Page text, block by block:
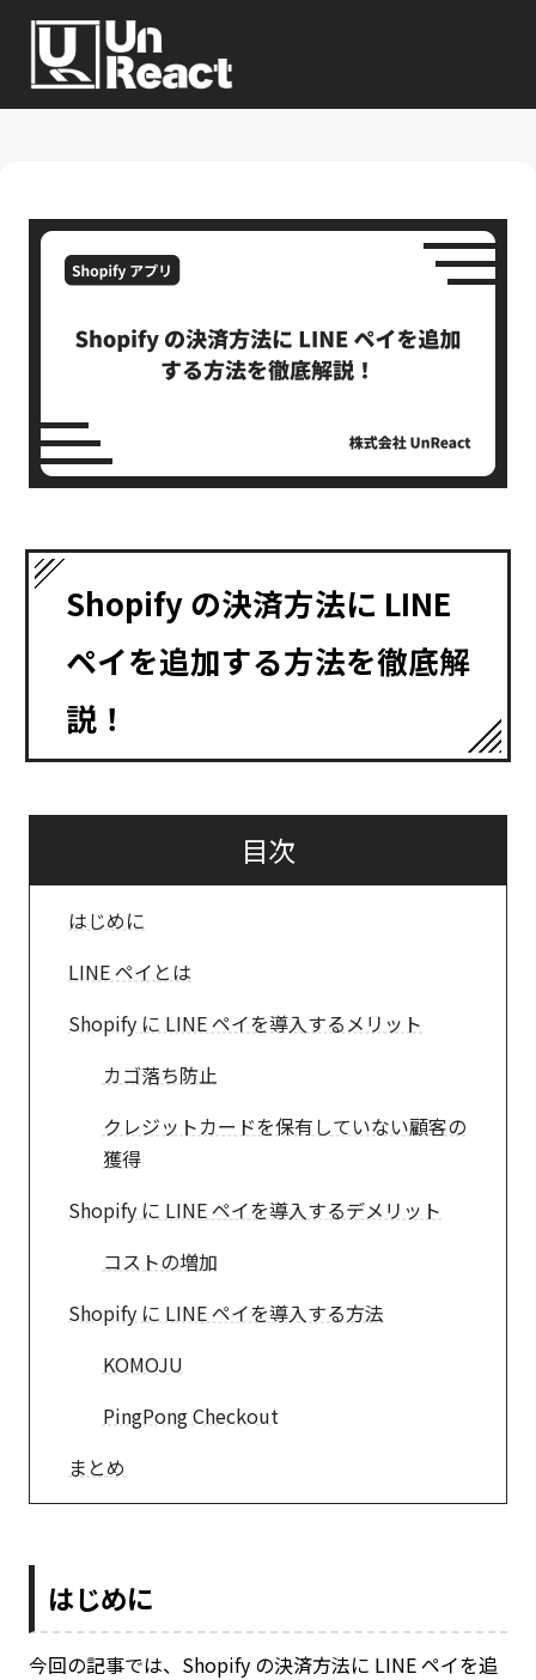
Shopify の決済方法に LINE
ペイを追加する方法を徹底解
説！
目次
はじめに
LINE ペイとは
Shopify に LINE ペイを導入するメリット
カゴ落ち防止
クレジットカードを保有していない顧客の
獲得
Shopify に LINE ペイを導入するデメリット
コストの増加
Shopify に LINE ペイを導入する方法
KOMOJU
PingPong Checkout
まとめ
はじめに
今回の記事では、Shopify の決済方法に LINE ペイを追